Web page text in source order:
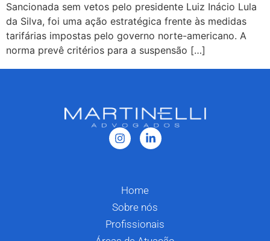
Sancionada sem vetos pelo presidente Luiz Inácio Lula
da Silva, foi uma ação estratégica frente às medidas
tarifárias impostas pelo governo norte-americano. A
norma prevê critérios para a suspensão […]
Home
Sobre nós
Profissionais